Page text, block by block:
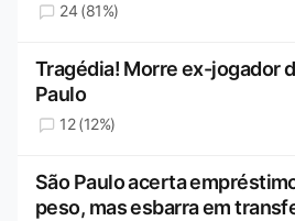
24 (81%)
Tragédia! Morre ex-jogador
Paulo
12 (12%)
São Paulo acerta
peso, mas esbarra em